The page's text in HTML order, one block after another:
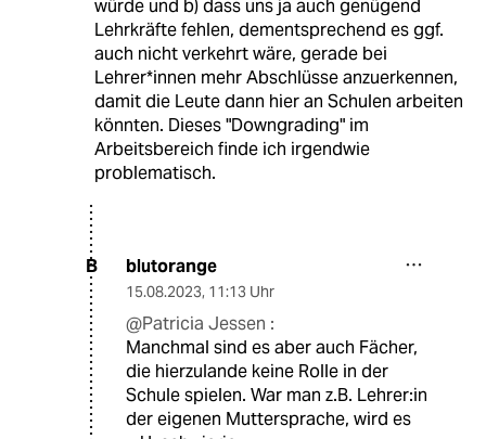
würde und b) dass uns ja auch genügend
Lehrkräfte fehlen, dementsprechend es ggf.
auch nicht verkehrt wäre, gerade bei
Lehrer*innen mehr Abschlüsse anzuerkennen,
damit die Leute dann hier an Schulen arbeiten
könnten. Dieses "Downgrading" im
Arbeitsbereich finde ich irgendwie
problematisch.
B blutorange
15.08.2023, 11:13 Uhr
@Patricia Jessen :
Manchmal sind es aber auch Fächer,
die hierzulande keine Rolle in der
Schule spielen. War man z.B. Lehrer:in
der eigenen Muttersprache, wird es